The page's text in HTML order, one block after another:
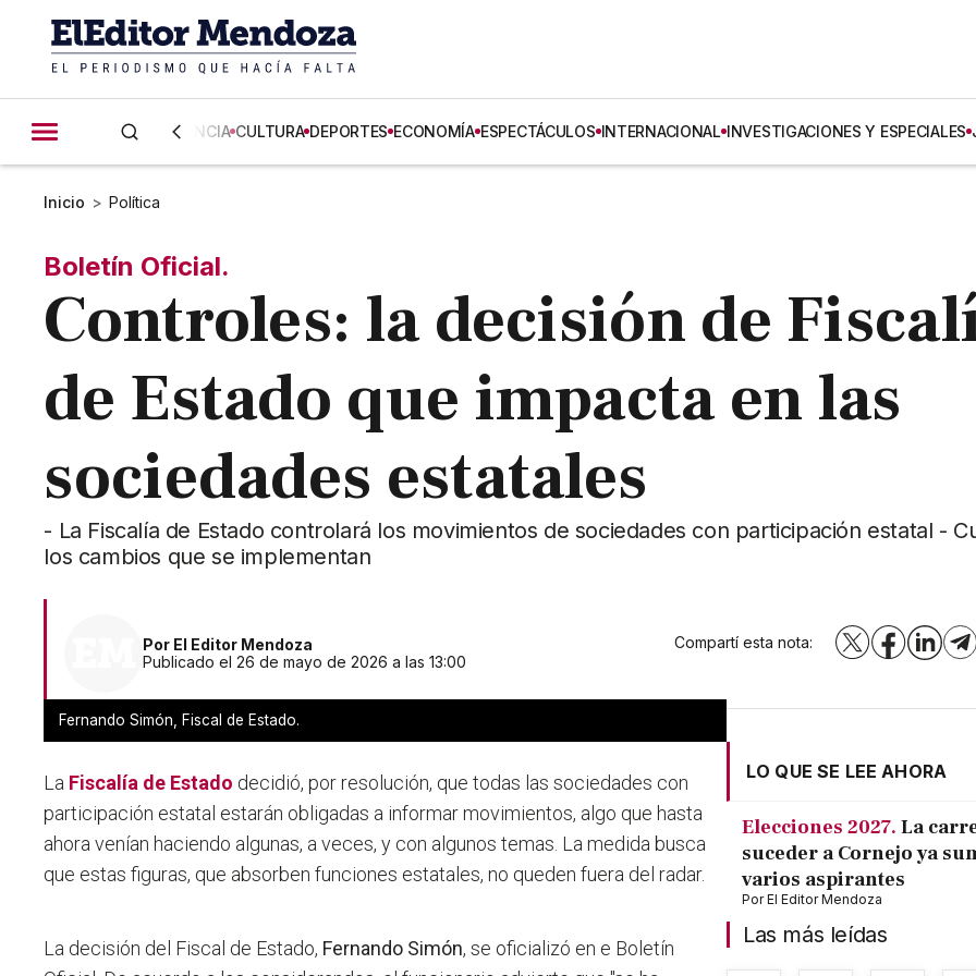
CIENCIA CULTURA DEPORTES ECONOMÍA ESPECTÁCULOS INTERNACIONAL INVESTIGACIONES Y ESPECIALES
Inicio > Política
Boletín Oficial.
Controles: la decisión de
de Estado que impacta en las
sociedades estatales
- La Fiscalía de Estado controlará los movimientos de sociedades con participación estatal -
los cambios que se implementan
Por El Editor Mendoza
Publicado el 26 de mayo de 2026 a las 13:00
Compartí esta nota: X Facebook
Fernando Simón, Fiscal de Estado.
La Fiscalía de Estado decidió, por resolución, que todas las sociedades con
participación estatal estarán obligadas a informar movimientos, algo que hasta
ahora venían haciendo algunas, a veces, y con algunos temas. La medida busca
que estas figuras, que absorben funciones estatales, no queden fuera del radar.
La decisión del Fiscal de Estado, Fernando Simón, se oficializó en e Boletín
LO QUE SE LEE AHORA
Elecciones 2027. La
suceder a Cornejo ya
varios aspirantes
PorEl Editor Mendoza
Las más leídas